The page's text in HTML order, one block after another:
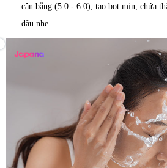
cân bằng (5.0 - 6.0), tạo bọt mịn, chứa
dầu nhẹ.